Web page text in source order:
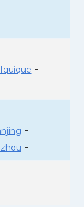
Iquique -
-
-